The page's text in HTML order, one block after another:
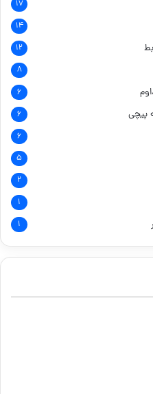
۱۷
۱۴
۱۲
۸
۶
پیچی ۶
۶
۵
۲
۱
۱